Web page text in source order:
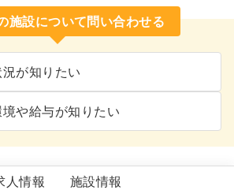
施設について問い合わせる
が知りたい
や給与が知りたい
老人ホームケアヴィレッジ総社
人情報 施設情報